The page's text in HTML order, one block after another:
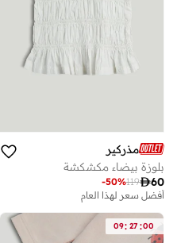
مذركير
بلوزة بيضاء مكشكشة
60
119
-50%
أفضل سعر لهذا العام
09: 27:00